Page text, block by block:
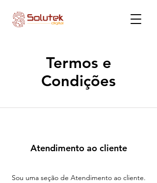
Termos e
Condições
Atendimento ao cliente
Sou uma seção de Atendimento ao cliente.